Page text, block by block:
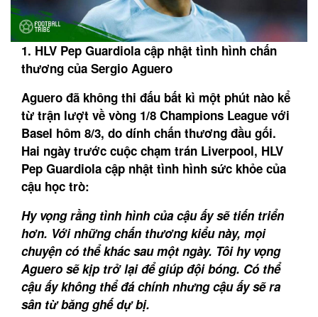
1. HLV Pep Guardiola cập nhật tình hình chấn
thương của Sergio Aguero
Aguero đã không thi đấu bất kì một phút nào kể
từ trận lượt về vòng 1/8 Champions League với
Basel hôm 8/3, do dính chấn thương đầu gối.
Hai ngày trước cuộc chạm trán Liverpool, HLV
Pep Guardiola cập nhật tình hình sức khỏe của
cậu học trò:
Hy vọng rằng tình hình của cậu ấy sẽ tiến triển
hơn. Với những chấn thương kiểu này, mọi
chuyện có thể khác sau một ngày. Tôi hy vọng
Aguero sẽ kịp trở lại để giúp đội bóng. Có thể
cậu ấy không thể đá chính nhưng cậu ấy sẽ ra
sân từ băng ghế dự bị.